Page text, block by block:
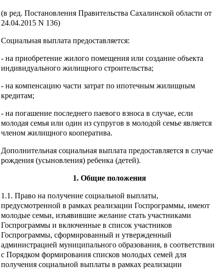
(в ред. Постановления Правительства Сахалинской области от
24.04.2015 N 136)
Социальная выплата предоставляется:
- на приобретение жилого помещения или создание объекта
индивидуального жилищного строительства;
- на компенсацию части затрат по ипотечным жилищным
кредитам;
- на погашение последнего паевого взноса в случае, если
молодая семья или один из супругов в молодой семье является
членом жилищного кооператива.
Дополнительная социальная выплата предоставляется в случае
рождения (усыновления) ребенка (детей).
1. Общие положения
1.1. Право на получение социальной выплаты,
предусмотренной в рамках реализации Госпрограммы, имеют
молодые семьи, изъявившие желание стать участниками
Госпрограммы и включенные в список участников
Госпрограммы, сформированный и утвержденный
администрацией муниципального образования, в соответствии
с Порядком формирования списков молодых семей для
получения социальной выплаты в рамках реализации